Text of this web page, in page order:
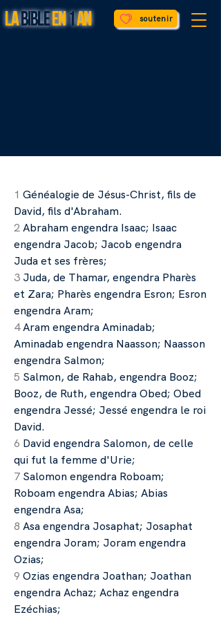
soutenir
LABIBLEEN1AN
1 Généalogie de Jésus-Christ, fils de
David, fils d'Abraham.
2Abraham engendra Isaac; Isaac
engendra Jacob; Jacob engendra
Juda et ses frères;
3 Juda, de Thamar, engendra Pharès
et Zara; Pharès engendra Esron; Esron
engendra Aram;
4Aram engendra Aminadab;
Aminadab engendra Naasson; Naasson
engendra Salmon;
5 Salmon, de Rahab, engendra Booz;
Booz, de Ruth, engendra Obed; Obed
engendra Jessé; Jessé engendra le roi
David.
6 David engendra Salomon, de celle
qui fut la femme d'Urie;
7 Salomon engendra Roboam;
Roboam engendra Abias; Abias
engendra Asa;
8 Asa engendra Josaphat; Josaphat
engendra Joram; Joram engendra
Ozias;
9 Ozias engendra Joathan; Joathan
engendra Achaz; Achaz engendra
Ezéchias;